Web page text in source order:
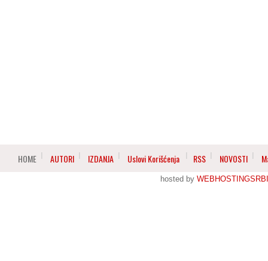
HOME AUTORI IZDANJA Uslovi Korišćenja RSS NOVOSTI
hosted by